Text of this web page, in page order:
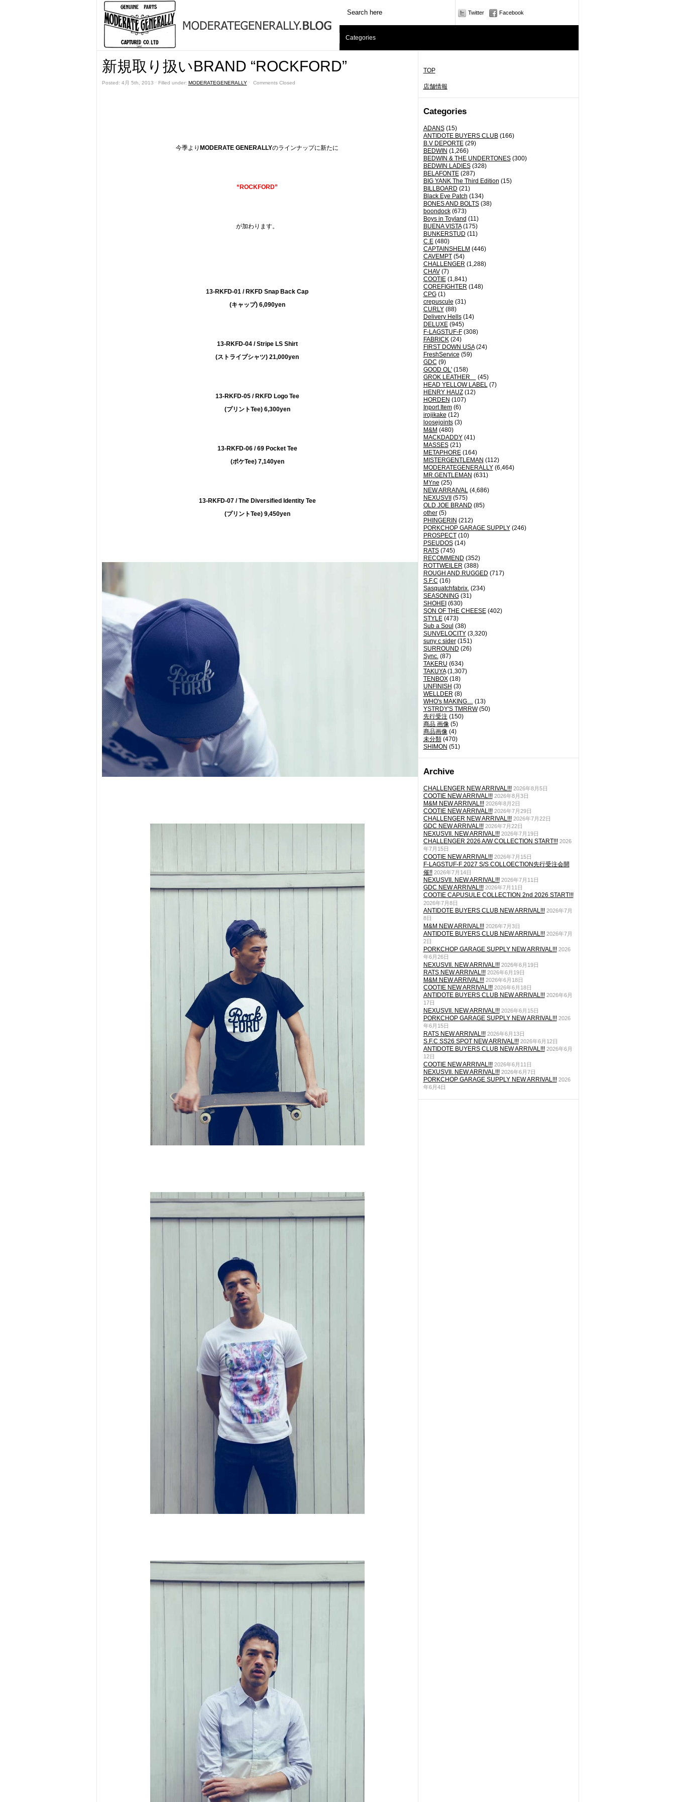
Twitter Facebook
Categories
TOP
店舗情報
Categories
ADANS(15)
ANTIDOTE BUYERS CLUB(166)
B.V DEPORTE(29)
BEDWIN (1,266)
BEDWIN & THE UNDERTONES(300)
BEDWIN LADIES(328)
BELAFONTE(287)
BIG YANK The Third Edition (15)
BILLBOARD (21)
Black Eye Patch (134)
BONES AND BOLTS(38)
boondock(673)
Boys in Toyland (11)
BUENA VISTA(175)
BUNKERSTUD (11)
C.E(480)
CAPTAINSHELM (446)
CAVEMPT(54)
CHALLENGER (1,288)
CHAV(7)
COOTIE(1,841)
COREFIGHTER (148)
CPG(1)
crepuscule (31)
CURLY(88)
Delivery Hells(14)
DELUXE(945)
F-LAGSTUF-F(308)
FABRICK(24)
FIRST DOWN USA(24)
FreshService (59)
GDC (9)
GOOD OL'(158)
GROK LEATHER
(45)
HEAD YELLOW LABEL(7)
HENRY HAUZ(12)
HORDEN (107)
Inport Item(6)
irojikake (12)
loosejoints(3)
M&M (480)
MACKDADDY(41)
MASSES(21)
METAPHORE(164)
MISTERGENTLEMAN (112)
MODERATEGENERALLY(6,464)
MR.GENTLEMAN (631)
MYne (25)
NEW ARRAIVAL(4,686)
NEXUSVII
(575)
OLD JOE BRAND (85)
other(5)
PHINGERIN (212)
PORKCHOP GARAGE SUPPLY(246)
PROSPECT(10)
PSEUDOS(14)
RATS(745)
RECOMMEND (352)
ROTTWEILER (388)
ROUGH AND RUGGED (717)
S.F.C (16)
Sasquatchfabrix.(234)
SEASONING(31)
SHOHEI (630)
SON OF THE CHEESE(402)
STYLE(473)
Sub a Soul (38)
SUNVELOCITY(3,320)
suny c sider(151)
SURROUND (26)
Sync.(87)
TAKERU (634)
TAKUYA(1,307)
TENBOX(18)
UNFINISH (3)
WELLDER (8)
WHO's MAKING… (13)
YSTRDY'S TMRRW(50)
先行受注 (150)
商品 画像(5)
商品画像(4)
未分類(470)
SHIMON (51)
Archive
CHALLENGER NEW ARRIVAL!!! 2026年8月5日
COOTIE NEW ARRIVAL!!! 2026年8月3日
M&M NEW ARRIVAL!!! 2026年8月2日
COOTIE NEW ARRIVAL!!! 2026年7月29日
CHALLENGER NEW ARRIVAL!!! 2026年7月22日
GDC NEW ARRIVAL!!! 2026年7月22日
NEXUSVII. NEW ARRIVAL!!! 2026年7月19日
CHALLENGER 2026 A/W COLLECTION START!!! 2026
年7月15日
COOTIE NEW ARRIVAL!!! 2026年7月15日
F-LAGSTUF-F 2027 S/S COLLOECTION先行受注会開
催!! 2026年7月14日
NEXUSVII. NEW ARRIVAL!!! 2026年7月11日
GDC NEW ARRIVAL!!! 2026年7月11日
COOTIE CAPUSULE COLLECTION 2nd 2026 START!!!
2026年7月8日
ANTIDOTE BUYERS CLUB NEW ARRIVAL!!! 2026年7月
8日
M&M NEW ARRIVAL!!! 2026年7月3日
ANTIDOTE BUYERS CLUB NEW ARRIVAL!!! 2026年7月
2日
PORKCHOP GARAGE SUPPLY NEW ARRIVAL!!! 2026
年6月26日
NEXUSVII. NEW ARRIVAL!!! 2026年6月19日
RATS NEW ARRIVAL!!! 2026年6月19日
M&M NEW ARRIVAL!!! 2026年6月18日
COOTIE NEW ARRIVAL!!! 2026年6月18日
ANTIDOTE BUYERS CLUB NEW ARRIVAL!!! 2026年6月
17日
NEXUSVII. NEW ARRIVAL!!! 2026年6月15日
PORKCHOP GARAGE SUPPLY NEW ARRIVAL!!! 2026
年6月15日
RATS NEW ARRIVAL!!! 2026年6月13日
S.F.C SS26 SPOT NEW ARRIVAL!!! 2026年6月12日
ANTIDOTE BUYERS CLUB NEW ARRIVAL!!! 2026年6月
12日
COOTIE NEW ARRIVAL!!! 2026年6月11日
NEXUSVII. NEW ARRIVAL!!! 2026年6月7日
PORKCHOP GARAGE SUPPLY NEW ARRIVAL!!! 2026
年6月4日
新規取り扱いBRAND “ROCKFORD”
Posted: 4月 5th, 2013 ˑ Filled under: MODERATEGENERALLYˑ Comments Closed
今季より MODERATE GENERALLYのラインナップに新たに
“ROCKFORD”
が加わります。
13-RKFD-01 / RKFD Snap Back Cap
(キャップ) 6,090yen
13-RKFD-04 / Stripe LS Shirt
(ストライプシャツ) 21,000yen
13-RKFD-05 / RKFD Logo Tee
(プリントTee) 6,300yen
13-RKFD-06 / 69 Pocket Tee
(ポケTee) 7,140yen
13-RKFD-07 / The Diversified Identity Tee
(プリントTee) 9,450yen